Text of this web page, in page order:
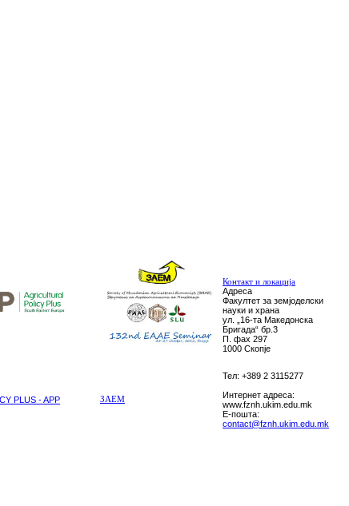
Контакт и локација
Адреса
Факултет за земјоделски
науки и храна
ул. „16-та Македонска
Бригада“ бр.3
П. фах 297
1000 Скопје
PLUS - APP ЗАЕМ
Тел: +389 2 3115277
Интернет адреса:
www.fznh.ukim.edu.mk
E-пошта:
contact@fznh.ukim.edu.mk